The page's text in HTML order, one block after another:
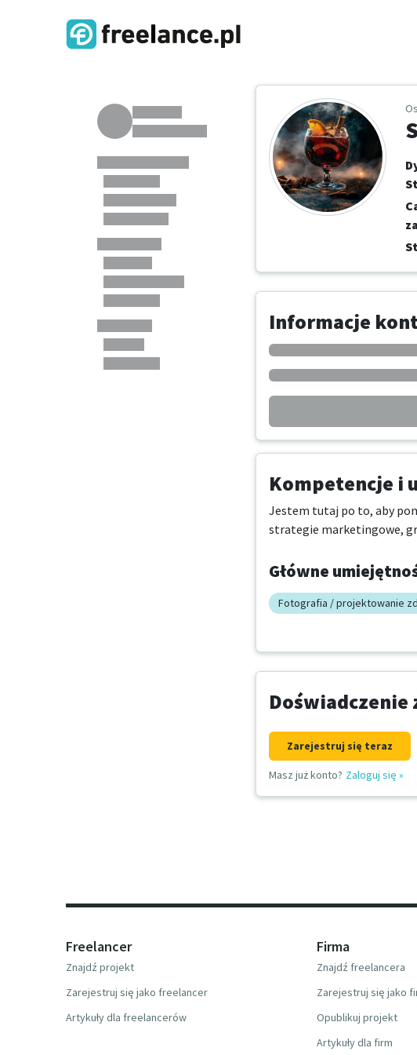
Informacje
Kompetencje i
Jestem tutaj po to, aby
strategie marketingowe,
Główne
Fotografia / projektowanie
Zarejestruj się teraz
Masz już konto? Zaloguj się »
Freelancer
Znajdź projekt
Zarejestruj się jako freelancer
Artykuły dla freelancerów
Firma
Znajdź freelancera
Zarejestruj się jako
Opublikuj projekt
Artykuły dla firm